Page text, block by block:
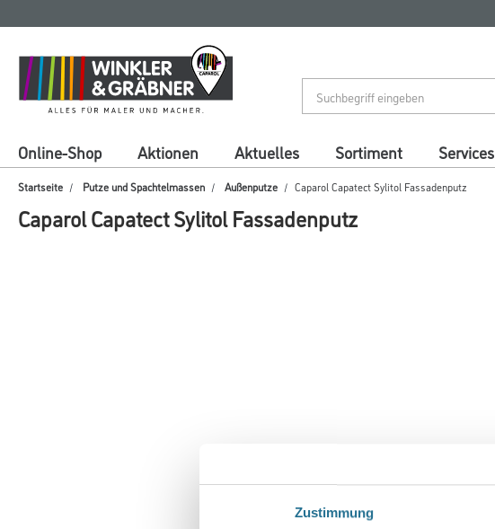
Zustimmung
springen
springen
Online-Shop Aktionen Aktuelles Sortiment Services
Startseite Putze und Spachtelmassen Außenputze Caparol Capatect Sylitol Fassadenputz
Caparol Capatect Sylitol Fassadenputz